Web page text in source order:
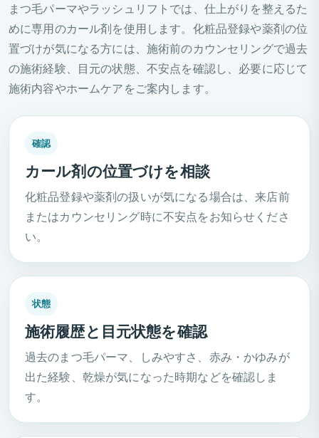
まつ毛パーマやラッシュリフトでは、仕上がりを整えるた
めに専用のカール剤を使用します。化粧品登録や薬剤の位
置づけが気になる方には、施術前のカウンセリングで過去
の施術経験、目元の状態、不安点を確認し、必要に応じて
施術内容やホームケアをご案内します。
確認
カール剤の位置づけを相談
化粧品登録や薬剤の扱いが気になる場合は、来店前
またはカウンセリング時に不安点をお知らせくださ
い。
状態
施術履歴と目元状態を確認
過去のまつ毛パーマ、しみやすさ、赤み・かゆみが
出た経験、乾燥が気になった時期などを確認しま
す。